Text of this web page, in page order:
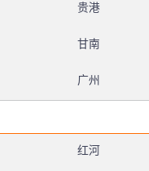
贵港
甘南
广州
红河